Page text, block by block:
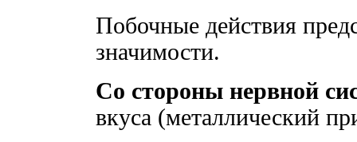
Побочные действия
значимости.
Со стороны нервной
вкуса (металлический